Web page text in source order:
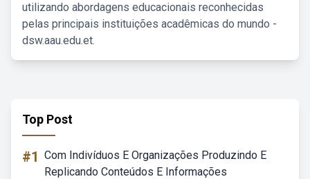
utilizando abordagens educacionais reconhecidas
pelas principais instituições acadêmicas do mundo -
dsw.aau.edu.et.
Top Post
#1 Com Indivíduos E Organizações Produzindo E
Replicando Conteúdos E Informações